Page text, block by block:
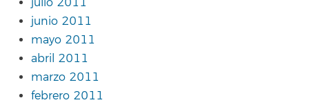
julio 2011
junio 2011
mayo 2011
abril 2011
marzo 2011
febrero 2011